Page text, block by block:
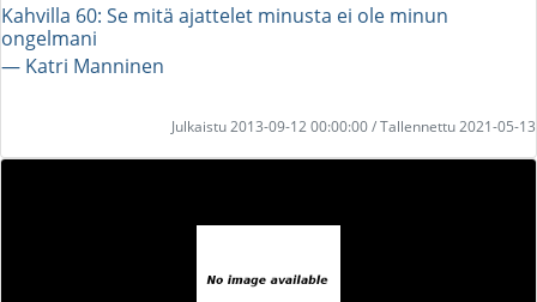
Kahvilla 60: Se mitä ajattelet minusta ei ole minun
ongelmani
― Katri Manninen
Julkaistu 2013-09-12 00:00:00 / Tallennettu 2021-05-13